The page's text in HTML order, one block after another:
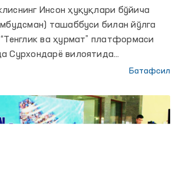
ҳал этилди
Инсон ҳуқуқлари бўйича
ташаббуси билан йўлга
ва ҳурмат” платформаси
Сурхондарё вилоятида
учраган аёллар билан мулоқот
Батафсил